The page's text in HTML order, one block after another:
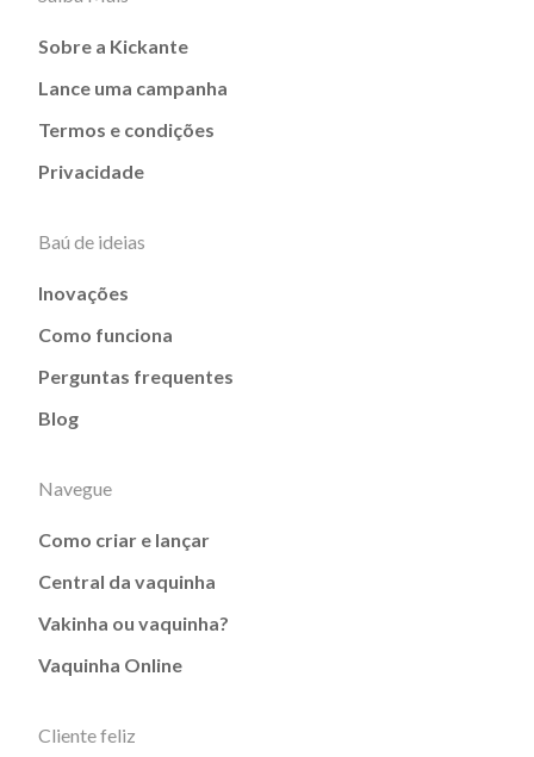
Sobre a Kickante
Lance uma campanha
Termos e condições
Privacidade
Baú de ideias
Inovações
Como funciona
Perguntas frequentes
Blog
Navegue
Como criar e lançar
Central da vaquinha
Vakinha ou vaquinha?
Vaquinha Online
Cliente feliz